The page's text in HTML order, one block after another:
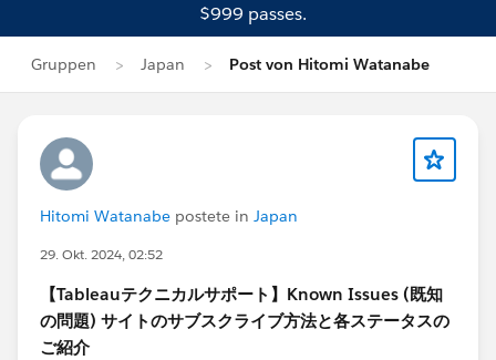
$999 passes.
Gruppen Japan Post von Hitomi Watanabe
Hitomi Watanabe postete in Japan
29. Okt. 2024, 02:52
【Tableauテクニカルサポート】Known Issues (既知
の問題) サイトのサブスクライブ方法と各ステータスの
ご紹介